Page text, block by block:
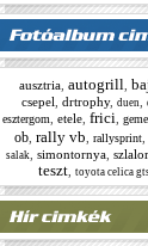
ausztria, autogrill
csepel drtrophy, duen
esztergom etele, frici
ob, rally vb rallysprint,
salak simontornya,
teszt toyota celica